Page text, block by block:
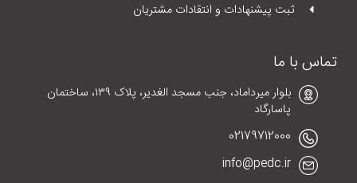
ثبت پیشنهادات و انتقادات مشتریان
تماس با ما
بلوار میرداماد، جنب مسجد الغدیر، پلاک ١٣٩، ساختمان
پاسارگاد
02179712000
info@pedc.ir